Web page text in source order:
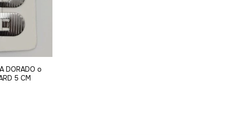
DORADO o
5 CM